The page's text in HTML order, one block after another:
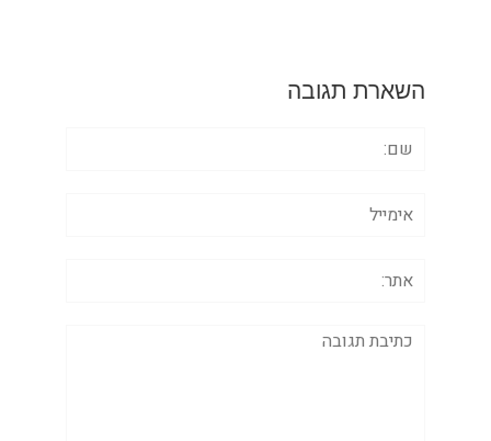
השארת תגובה
תגובה